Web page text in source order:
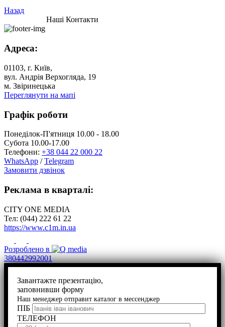
Назад
Наші Контакти
Адреса:
01103, г. Київ,
вул. Андрія Верхогляда, 19
м. Звіринецька
Переглянути на мапі
Графік роботи
Понеділок-П'ятниця 10.00 - 18.00
Субота 10.00-17.00
Телефони: +38 044 22 000 22
WhatsApp /Telegram
Замовити дзвінок
Реклама в кварталі:
CITY ONE MEDIA
Тел: (044) 222 61 22
https://www.c1m.in.ua
Розроблено в
380442992001
Завантажте презентацію,
заповнивши форму
Наш менеджер отправит каталог в мессенджер
ПІБ
ТЕЛЕФОН